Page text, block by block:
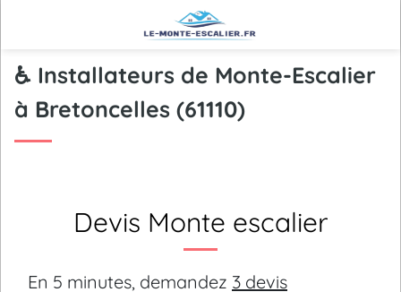
♿ Installateurs de Monte-Escalier
à Bretoncelles (61110)
Devis Monte escalier
En 5 minutes, demandez 3 devis